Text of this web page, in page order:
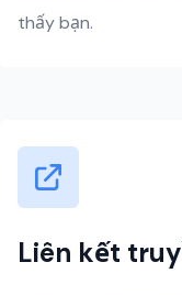
thấy bạn.
Liên kết